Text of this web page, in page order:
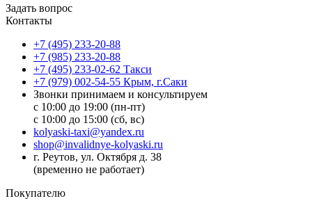
Задать вопрос
Контакты
+7 (495) 233-20-88
+7 (985) 233-20-88
+7 (495) 233-02-62 Такси
+7 (979) 002-54-55 Крым, г.Саки
Звонки принимаем и консультируем
с 10:00 до 19:00 (пн-пт)
с 10:00 до 15:00 (сб, вс)
kolyaski-taxi@yandex.ru
shop@invalidnye-kolyaski.ru
г. Реутов, ул. Октября д. 38
(временно не работает)
Покупателю